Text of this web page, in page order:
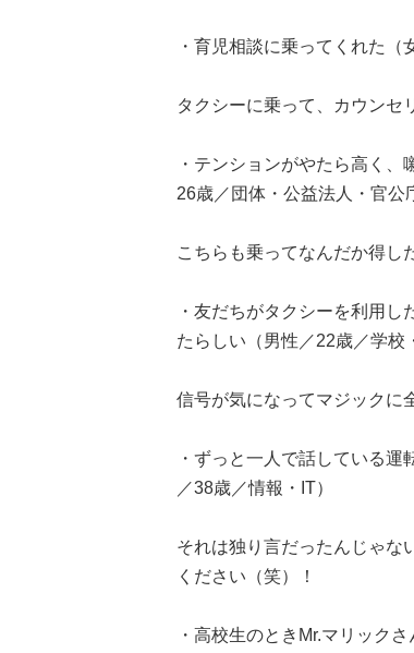
・育児相談に乗ってくれた（
タクシーに乗って、カウンセ
・テンションがやたら高く
26歳／団体・公益法人・官公
こちらも乗ってなんだか得し
・友だちがタクシーを利用
たらしい（男性／22歳／学校
信号が気になってマジックに
・ずっと一人で話している
／38歳／情報・IT）
それは独り言だったんじゃな
ください（笑）！
・高校生のときMr.マリック